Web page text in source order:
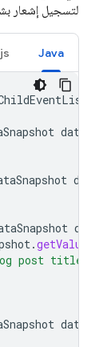
لتسجيل إشعار
Java
.getValue
post titled "